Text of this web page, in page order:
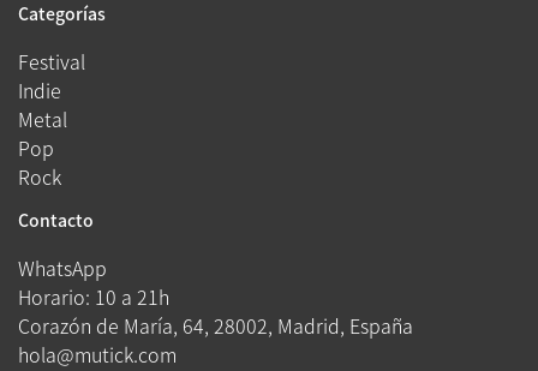
Categorías
Festival
Indie
Metal
Pop
Rock
Contacto
WhatsApp
Horario: 10 a 21h
Corazón de María, 64, 28002, Madrid, España
hola@mutick.com